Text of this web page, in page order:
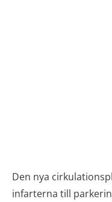
Den nya
infarterna till